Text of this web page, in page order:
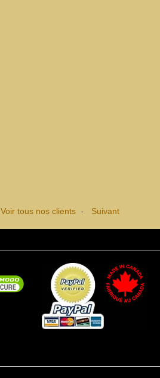
Voir tous nos clients - Suivant